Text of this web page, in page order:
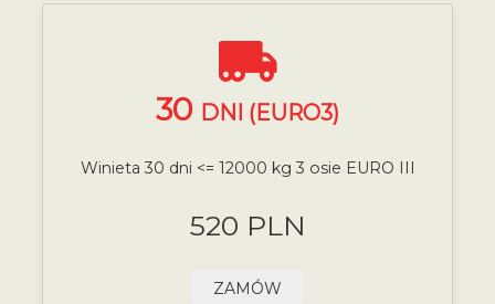
30 DNI (EURO3)
Winieta 30 dni <= 12000 kg 3 osie EURO III
520 PLN
ZAMÓW